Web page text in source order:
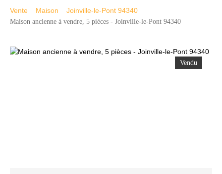
Vente Maison
Joinville-le-Pont 94340
Maison ancienne à vendre, 5 pièces - Joinville-le-Pont 94340
Vendu